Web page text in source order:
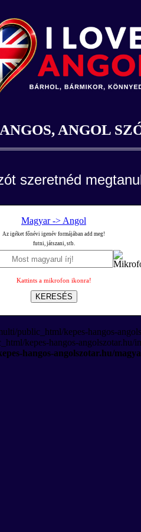
ANGOL
szeretnéd
Magyar -> Angol
Az igéket főnévi igenév formájában add meg!
futni, játszani, stb.
Kattints a mikrofon ikonra!
KERESÉS
public_html/kepes-hangos-
kepes-hangos-
hangos-angolszotar.hu/